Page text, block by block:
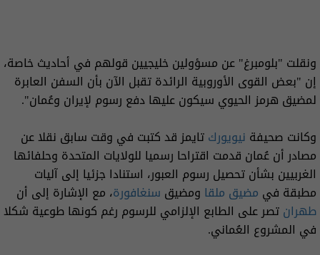
ونقلت "بلومبرغ" عن مسؤولين خليجيين قولهم في أحاديث خاصة،
إن "بعض القوى الأوروبية الرائدة تقبل الآن بأن السفن العابرة
لمضيق هرمز الحيوي سيكون عليها دفع رسوم لإيران وعُمان".
وكانت صحيفة نيويوركتايمز قد كتبت في وقت سابق نقلا عن
مصادر أن عُمان قدمت اقتراحا رسميا للولايات المتحدة وحلفائها
الغربيين بشأن تحصيل رسوم العبور، استنادا جزئيا إلى آليات
مطبقة في مضيق ملقا ومضيق سنغافورة، مع الإشارة إلى أن
طهرانتصر على الطابع الإلزامي للرسوم رغم كونها طوعية شكلا
في المشروع العُماني.